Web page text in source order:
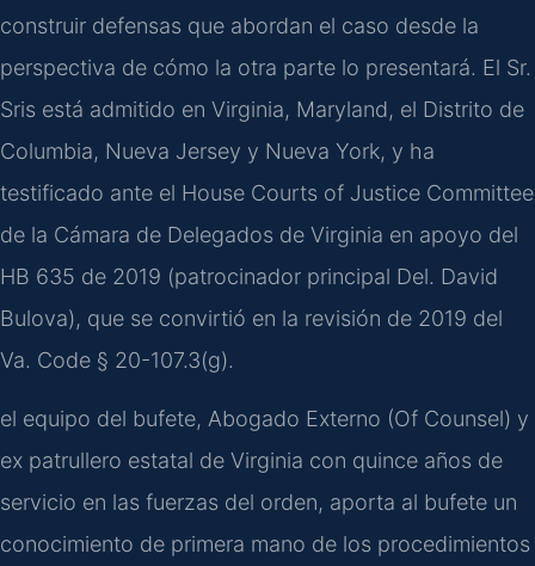
construir defensas que abordan el caso desde la
perspectiva de cómo la otra parte lo presentará. El Sr.
Sris está admitido en Virginia, Maryland, el Distrito de
Columbia, Nueva Jersey y Nueva York, y ha
testificado ante el House Courts of Justice Committee
de la Cámara de Delegados de Virginia en apoyo del
HB 635 de 2019 (patrocinador principal Del. David
Bulova), que se convirtió en la revisión de 2019 del
Va. Code § 20-107.3(g).
el equipo del bufete, Abogado Externo (Of Counsel) y
ex patrullero estatal de Virginia con quince años de
servicio en las fuerzas del orden, aporta al bufete un
conocimiento de primera mano de los procedimientos